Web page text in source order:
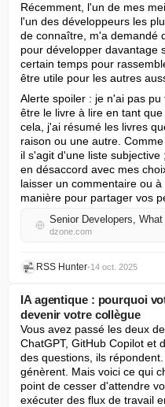
Récemment, l'un de mes
l'un des développeurs les
de connaître, m'a demandé
pour développer davantage
certain temps pour
être utile pour les autres
Alerte spoiler : je n'ai pas
être le livre à lire en tant
cela, j'ai résumé les livres
raison ou une autre.
il s'agit d'une liste
en désaccord avec mes
laisser un commentaire ou
manière pour partager vos
Senior Developers,
dzone.com
RSS Hunter•14 oct. 2025
IA agentique : pourquoi
devenir votre collègue
Vous avez passé les deux
ChatGPT, GitHub Copilot et
des questions, ils
génèrent. Mais voici ce qui
point de cesser d'attendre
exécuter des flux de travail